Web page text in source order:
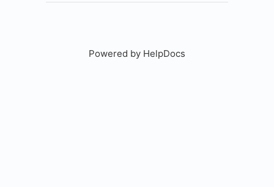
Powered by HelpDocs